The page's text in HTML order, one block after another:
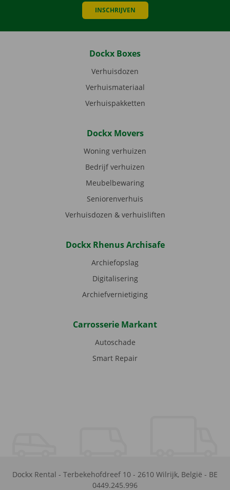
INSCHRIJVEN
Dockx Boxes
Verhuisdozen
Verhuismateriaal
Verhuispakketten
Dockx Movers
Woning verhuizen
Bedrijf verhuizen
Meubelbewaring
Seniorenverhuis
Verhuisdozen & verhuisliften
Dockx Rhenus Archisafe
Archiefopslag
Digitalisering
Archiefvernietiging
Carrosserie Markant
Autoschade
Smart Repair
Dockx Rental - Terbekehofdreef 10 - 2610 Wilrijk, België - BE
0449.245.996